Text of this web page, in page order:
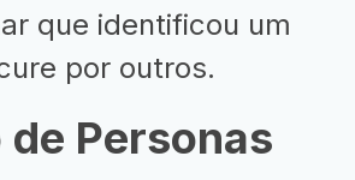
que identificou um
por outros.
de Personas